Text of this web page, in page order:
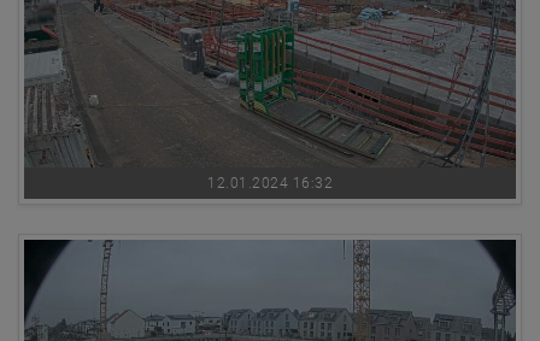
12.01.2024 16:32